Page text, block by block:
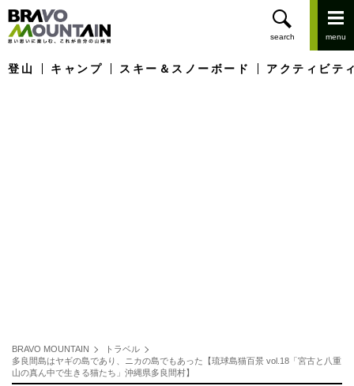
登山 キャンプ スキー＆スノーボード アクティビテ
BRAVO MOUNTAIN
トラベル
多良間島はヤギの島であり、ニカの島でもあった【琉球島猫百景 vol.18「宮古と八重
山の真ん中で生きる猫たち」沖縄県多良間村】